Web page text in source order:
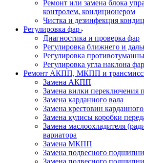
Ремонт или замена блока
контролем, кондиционером
Чистка и дезинфекция
Регулировка фар
Диагностика и проверка фар
Регулировка ближнего и
Регулировка
Регулировка угла наклона фар
Ремонт АКПП, МКПП и
Замена АКПП
Замена вилки переключения
Замена карданного вала
Замена крестовин
Замена кулисы коробки
Замена маслоохладителя
вариатора
Замена МКПП
Замена подвесного
Замена подвесного